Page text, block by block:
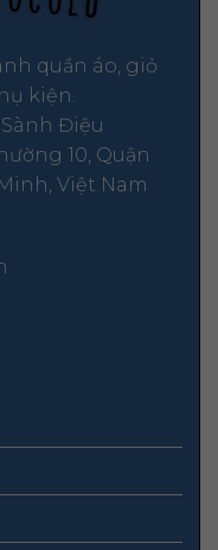
quần áo, giỏ
kiện.
Điệu
10, Quận
Việt Nam